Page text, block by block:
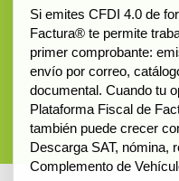
Si emites CFDI 4.0 de
Factura® te permite
primer comprobante:
envío por correo,
documental. Cuando tu
Plataforma Fiscal de
también puede crecer
Descarga SAT, nómina,
Complemento de